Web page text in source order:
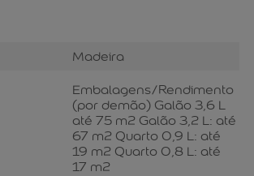
Madeira
Embalagens/Rendimento
(por demão) Galão 3,6 L
até 75 m2 Galão 3,2 L: até
67 m2 Quarto 0,9 L: até
19 m2 Quarto 0,8 L: até
17 m2